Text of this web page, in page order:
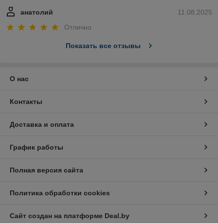
11.08.2025
анатолий
Отлично
Показать все отзывы
О нас
Контакты
Доставка и оплата
График работы
Полная версия сайта
Политика обработки cookies
Сайт создан на платформе Deal.by